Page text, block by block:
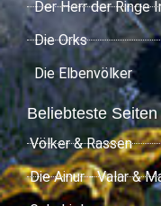
Der Herr der Ringe
Die Orks
Die Elbenvölker
Beliebteste Seiten
Völker & Rassen
Die Ainur - Valar &